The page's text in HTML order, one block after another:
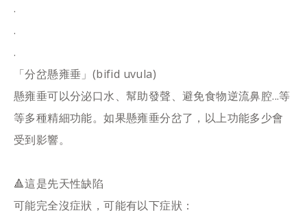
.
.
.
「分岔懸雍垂」(bifid uvula)
懸雍垂可以分泌口水、幫助發聲、避免食物逆流鼻腔...等
等多種精細功能。如果懸雍垂分岔了，以上功能多少會
受到影響。
🔺這是先天性缺陷
可能完全沒症狀，可能有以下症狀：